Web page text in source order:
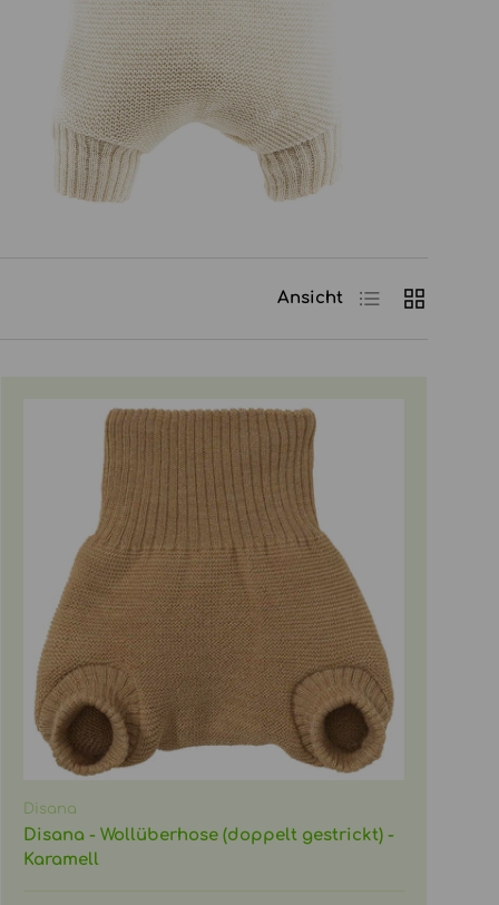
Ansicht Produktliste
Disana
Disana - Wollüberhose (doppelt gestrickt) -
Karamell